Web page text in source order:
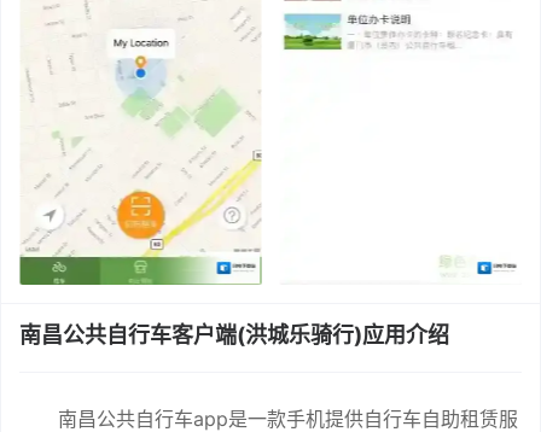
南昌公共自行车客户端(洪城乐骑行)应用介绍
南昌公共自行车app是一款手机提供自行车自助租赁服